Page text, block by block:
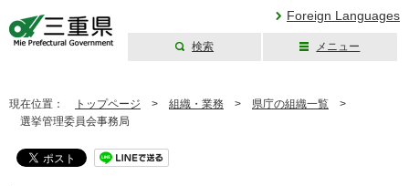
Foreign Languages
検索 メニュー
現在位置： トップページ > 組織・業務 > 県庁の組織一覧 >
選挙管理委員会事務局